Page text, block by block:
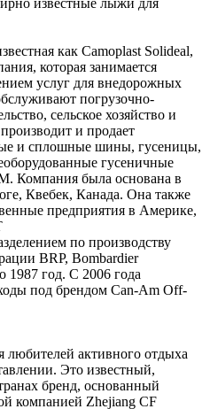
как Camoplast Solideal,
которая занимается
услуг для внедорожных
погрузочно-
сельское хозяйство и
и продает
и сплошные шины, гусеницы,
гусеничные
Компания была основана в
Квебек, Канада. Она также
предприятия в Америке,
по производству
BRP, Bombardier
1987 год. С 2006 года
под брендом Can-Am Off-
любителей активного отдыха
Это известный,
бренд, основанный
компанией Zhejiang CF